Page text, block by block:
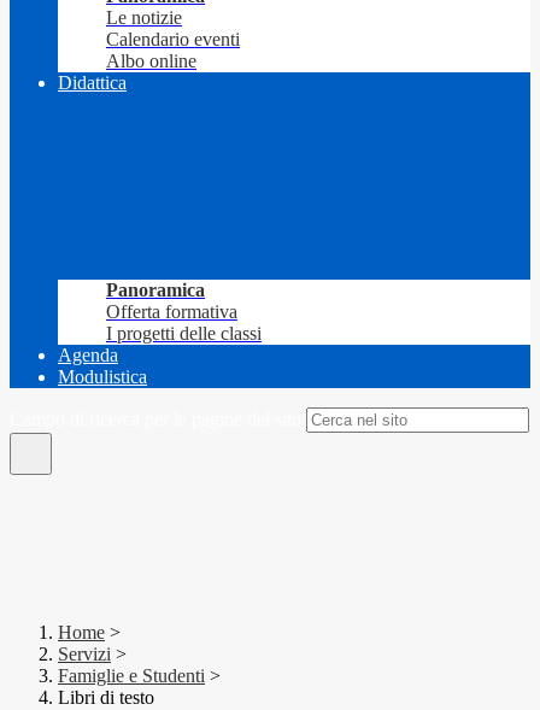
Le notizie
Calendario eventi
Albo online
Didattica
Panoramica
Offerta formativa
I progetti delle classi
Agenda
Modulistica
Home >
Servizi >
Famiglie e Studenti >
Libri di testo